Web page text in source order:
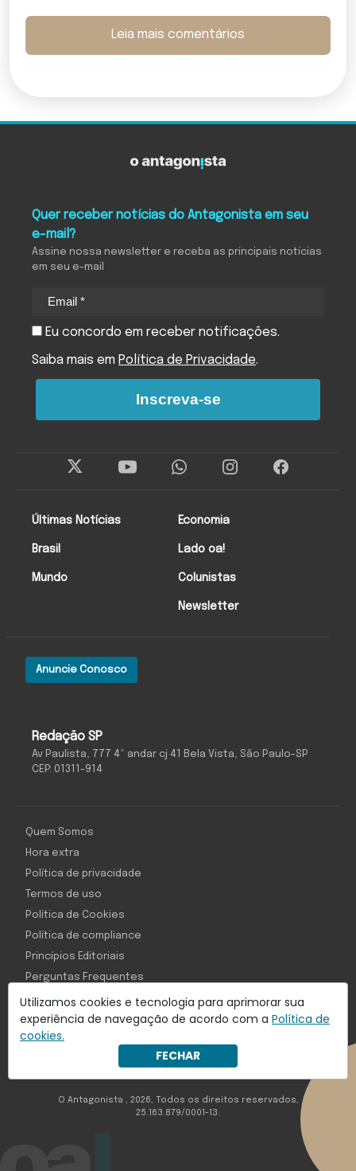
Leia mais comentários
Utilizamos cookies e tecnologia para aprimorar sua
experiência de navegação de acordo com a Política de
cookies.
FECHAR
Redação SP
Av Paulista, 777 4º andar cj 41 Bela Vista, São Paulo-SP
CEP: 01311-914
Anuncie Conosco
Últimas Notícias
Brasil
Mundo
Economia
Lado oa!
Colunistas
Newsletter
Quer receber notícias do Antagonista em seu
e-mail?
Assine nossa newsletter e receba as principais notícias
em seu e-mail
Eu concordo em receber notificações.
Saiba mais em Política de Privacidade.
Inscreva-se
Com inteligência e tecnologia:
Object1ve - Marketing Solution
Quem Somos
Hora extra
Política de privacidade
Termos de uso
Política de Cookies
Política de compliance
Princípios Editoriais
Perguntas Frequentes
O Antagonista , 2026, Todos os direitos reservados,
25.163.879/0001-13.